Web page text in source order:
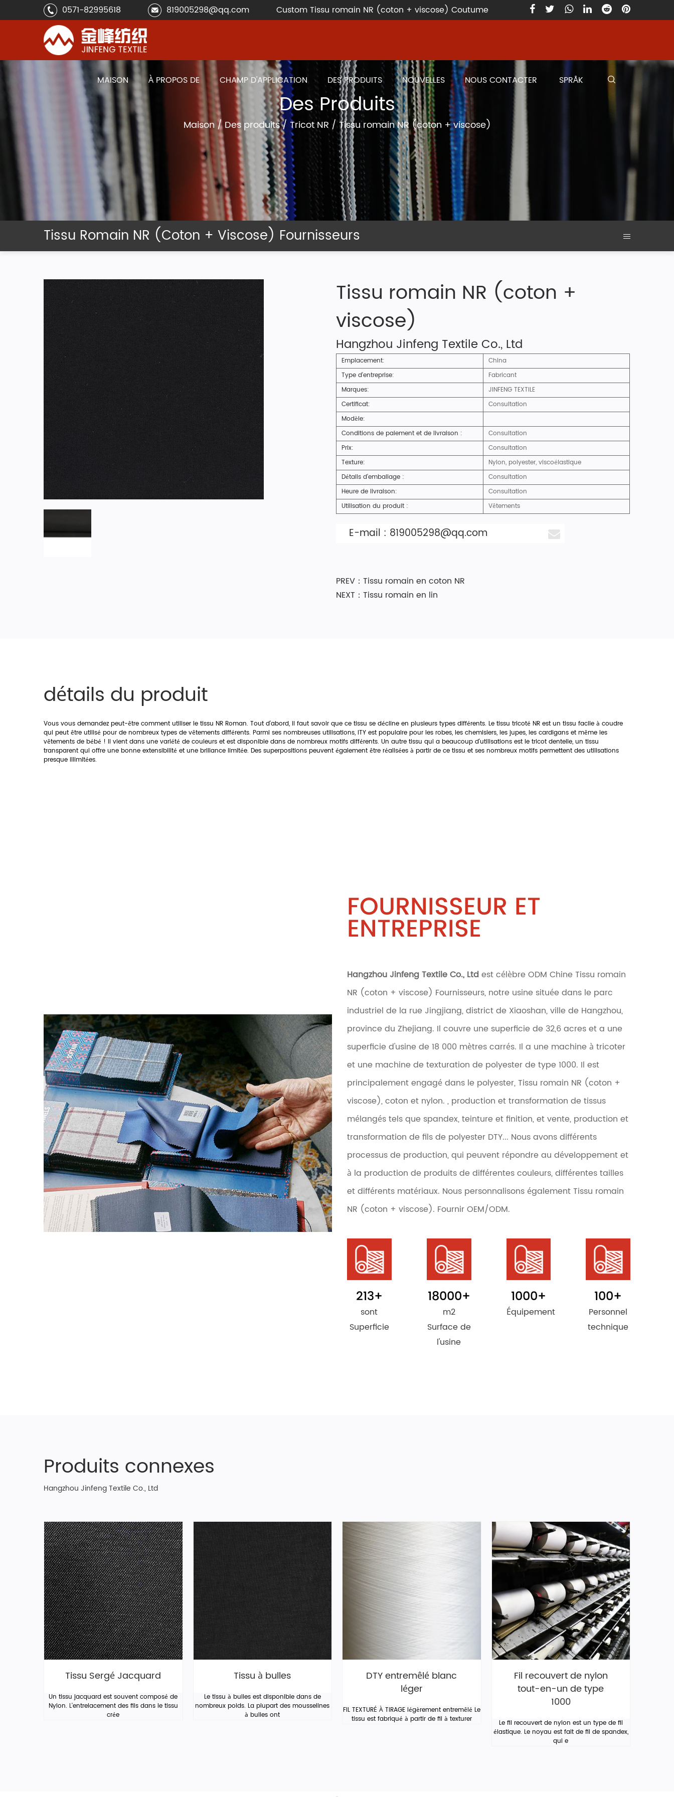
0571-82995618 819005298@qq.com Custom Tissu romain NR (coton + viscose) Coutume
MAISON À PROPOS DE CHAMP D'APPLICATION DES PRODUITS NOUVELLES NOUS CONTACTER SPRÅK
Des Produits
Maison/Des produits/ Tricot NR/Tissu romain NR (coton + viscose)
Tissu Romain NR (coton + Viscose) Fournisseurs
Tissu romain NR (coton +
viscose)
Hangzhou Jinfeng Textile Co., Ltd
Emplacement:
China
Type d'entreprise:
Fabricant
Marques:
JINFENG TEXTILE
Certificat:
Consultation
Modèle:
Conditions de paiement et de livraison :
Consultation
Prix:
Consultation
Texture:
Nylon, polyester, viscoélastique
Détails d'emballage :
Consultation
Heure de livraison:
Consultation
Utilisation du produit :
Vêtements
E-mail : 819005298@qq.com
PREV：Tissu romain en coton NR
NEXT：Tissu romain en lin
détails du produit
Vous vous demandez peut-être comment utiliser le tissu NR Roman. Tout d'abord, il faut savoir que ce tissu se décline en plusieurs types différents. Le tissu tricoté NR est un tissu facile à coudre
qui peut être utilisé pour de nombreux types de vêtements différents. Parmi ses nombreuses utilisations, ITY est populaire pour les robes, les chemisiers, les jupes, les cardigans et même les
vêtements de bébé ! Il vient dans une variété de couleurs et est disponible dans de nombreux motifs différents. Un autre tissu qui a beaucoup d'utilisations est le tricot dentelle, un tissu
transparent qui offre une bonne extensibilité et une brillance limitée. Des superpositions peuvent également être réalisées à partir de ce tissu et ses nombreux motifs permettent des utilisations
presque illimitées.
FOURNISSEUR ET
ENTREPRISE
Hangzhou Jinfeng Textile Co., Ltdest célèbre ODM Chine Tissu romain
NR (coton + viscose) Fournisseurs, notre usine située dans le parc
industriel de la rue Jingjiang, district de Xiaoshan, ville de Hangzhou,
province du Zhejiang. Il couvre une superficie de 32,6 acres et a une
superficie d'usine de 18 000 mètres carrés. Il a une machine à tricoter
et une machine de texturation de polyester de type 1000. Il est
principalement engagé dans le polyester, Tissu romain NR (coton +
viscose), coton et nylon. , production et transformation de tissus
mélangés tels que spandex, teinture et finition, et vente, production et
transformation de fils de polyester DTY... Nous avons différents
processus de production, qui peuvent répondre au développement et
à la production de produits de différentes couleurs, différentes tailles
et différents matériaux. Nous personnalisons également Tissu romain
NR (coton + viscose). Fournir OEM/ODM.
213+
sont
Superficie
18000+
m2
Surface de
l'usine
1000+
Équipement
100+
Personnel
technique
Produits connexes
Hangzhou Jinfeng Textile Co., Ltd
Tissu Sergé Jacquard
Un tissu jacquard est souvent composé de
Nylon. L'entrelacement des fils dans le tissu
crée
Tissu à bulles
Le tissu à bulles est disponible dans de
nombreux poids. La plupart des mousselines
à bulles ont
DTY entremêlé blanc
léger
FIL TEXTURÉ À TIRAGE légèrement entremêlé Le
tissu est fabriqué à partir de fil à texturer
Fil recouvert de nylon
tout-en-un de type
1000
Le fil recouvert de nylon est un type de fil
élastique. Le noyau est fait de fil de spandex,
qui e